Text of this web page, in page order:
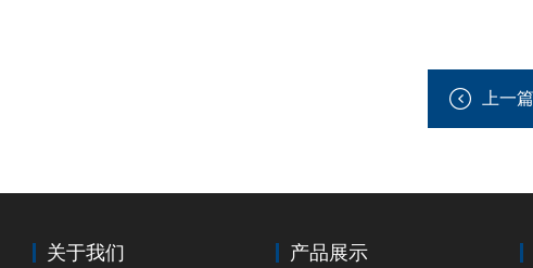
上一
关于我们 产品展示